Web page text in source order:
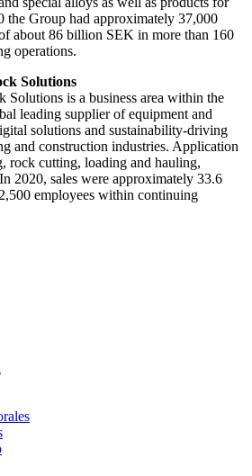
the Group had approximately 37,000
about 86 billion SEK in more than 160
operations.
Solutions
is a business area within the
leading supplier of equipment and
solutions and sustainability-driving
and construction industries. Application
rock cutting, loading and hauling,
2020, sales were approximately 33.6
employees within continuing